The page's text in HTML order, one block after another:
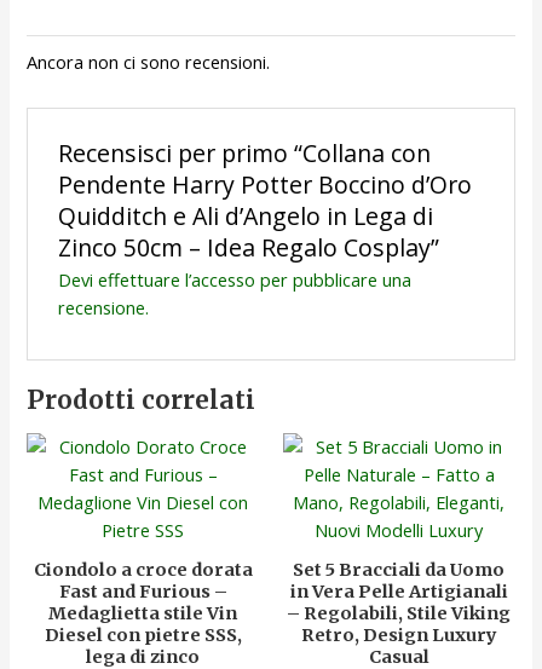
Ancora non ci sono recensioni.
Recensisci per primo “Collana con
Pendente Harry Potter Boccino d’Oro
Quidditch e Ali d’Angelo in Lega di
Zinco 50cm – Idea Regalo Cosplay”
Devi effettuare l’accesso per pubblicare una
recensione.
Prodotti correlati
Ciondolo a croce dorata
Fast and Furious –
Medaglietta stile Vin
Diesel con pietre SSS,
lega di zinco
Set 5 Bracciali da Uomo
in Vera Pelle Artigianali
– Regolabili, Stile Viking
Retro, Design Luxury
Casual